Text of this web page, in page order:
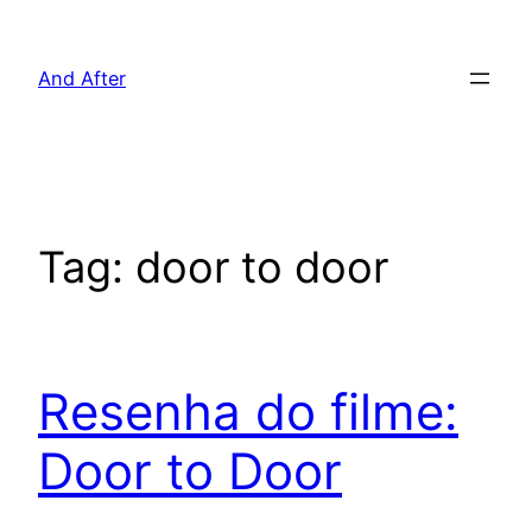
And After
Tag: door to door
Resenha do filme:
Door to Door